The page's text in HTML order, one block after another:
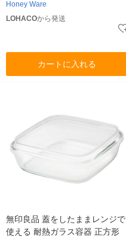
Honey Ware
LOHACOから発送
カートに入れる
無印良品 蓋をしたままレンジで
使える 耐熱ガラス容器 正方形